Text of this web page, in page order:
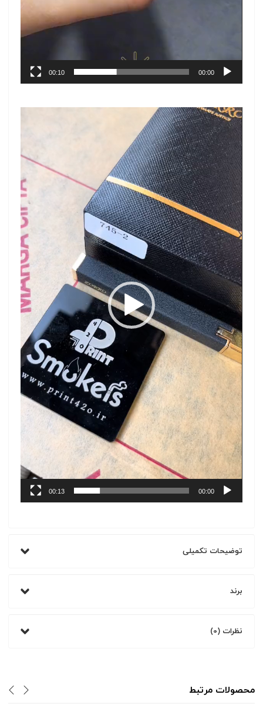
00:00
00:10
نمایشگر
ویدیو
00:00
00:13
توضیحات تکمیلی
برند
نظرات (0)
محصولات مرتبط